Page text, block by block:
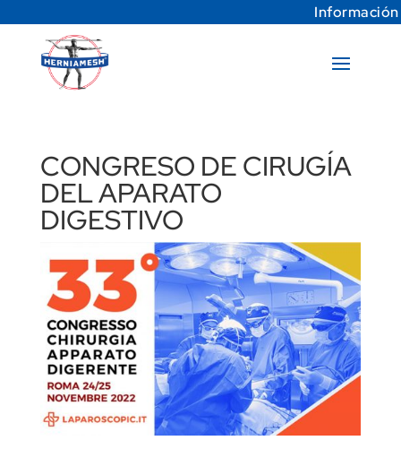
Información
CONGRESO DE CIRUGÍA
DEL APARATO
DIGESTIVO